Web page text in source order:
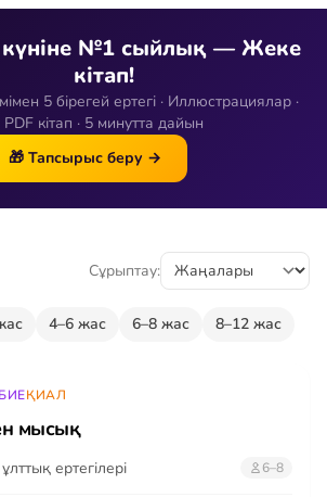
күніне №1 сыйлық — Жеке
кітап!
5 бірегей ертегі · Иллюстрациялар ·
PDF кітап · 5 минутта дайын
🎁 Тапсырыс беру →
Сұрыптау:
4–6 жас 6–8 жас 8–12 жас
ҚИАЛ
мысық
ертегілері 6–8